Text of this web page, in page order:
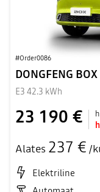
#Order0086
DONGFENG BOX
E3 42.3 kWh
23 190 €
Alates 237 € /
Elektriline